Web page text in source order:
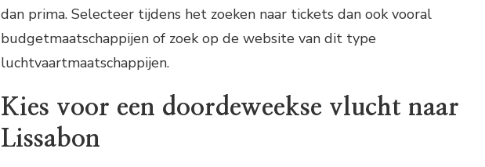
dan prima. Selecteer tijdens het zoeken naar tickets dan ook vooral
budgetmaatschappijen of zoek op de website van dit type
luchtvaartmaatschappijen.
Kies voor een doordeweekse vlucht naar
Lissabon